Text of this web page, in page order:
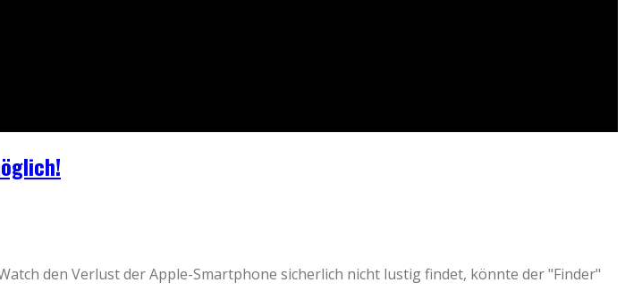
den Verlust der Apple-Smartphone sicherlich nicht lustig findet, könnte der "Finder"